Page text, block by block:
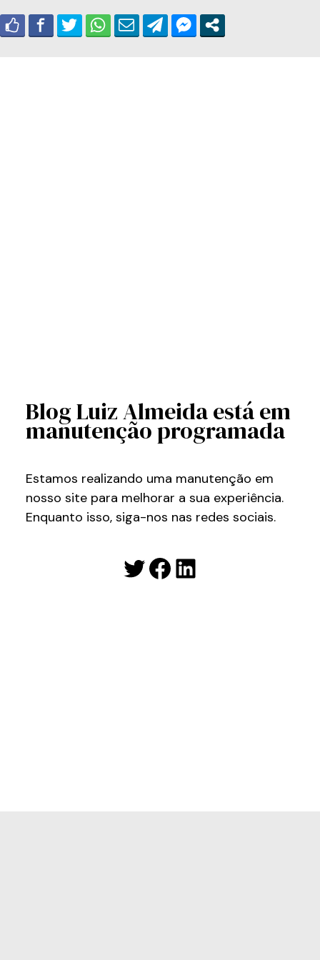
Blog Luiz Almeida está em
manutenção programada
Estamos realizando uma manutenção em
nosso site para melhorar a sua experiência.
Enquanto isso, siga-nos nas redes sociais.
Twitter
Facebook
LinkedIn